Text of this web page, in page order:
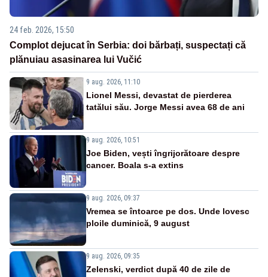
24 feb. 2026, 15:50
Complot dejucat în Serbia: doi bărbați, suspectați că
plănuiau asasinarea lui Vučić
9 aug. 2026, 11:10
Lionel Messi, devastat de pierderea
tatălui său. Jorge Messi avea 68 de ani
9 aug. 2026, 10:51
Joe Biden, vești îngrijorătoare despre
cancer. Boala s-a extins
9 aug. 2026, 09:37
Vremea se întoarce pe dos. Unde lovesc
ploile duminică, 9 august
9 aug. 2026, 09:35
Zelenski, verdict după 40 de zile de